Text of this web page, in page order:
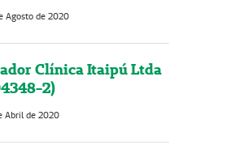
Agosto de 2020
Clínica Itaipú Ltda
2)
Abril de 2020